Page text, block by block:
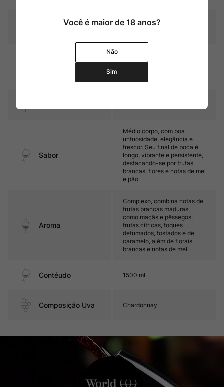
Graduação Alcóoli
12,0%
fermentação em garrafa), 36
Sabor
Médio corpo, com boa
untuosidade, elegância e
frescor. Seu final de boca é
longo, vibrante e persistente,
destacando-se por frutas
brancas, flores e notas de mel
e pão.
Aroma
Complexo, combina notas de
frutas brancas maduras,
como maçãs e pêssegos,
frutas cítricas, toques
defumados, tostados e de
caramelo, além de florais
brancas e notas de mel.
Contéudo 1500 ml
Composição Uva Chardonnay
Você é maior de 18 anos?
Não
Sim